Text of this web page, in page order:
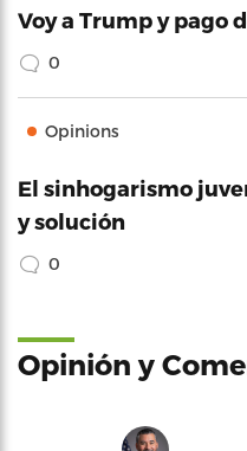
Voy a Trump y pago
0
Opinions
El sinhogarismo
y solución
0
Opinión y